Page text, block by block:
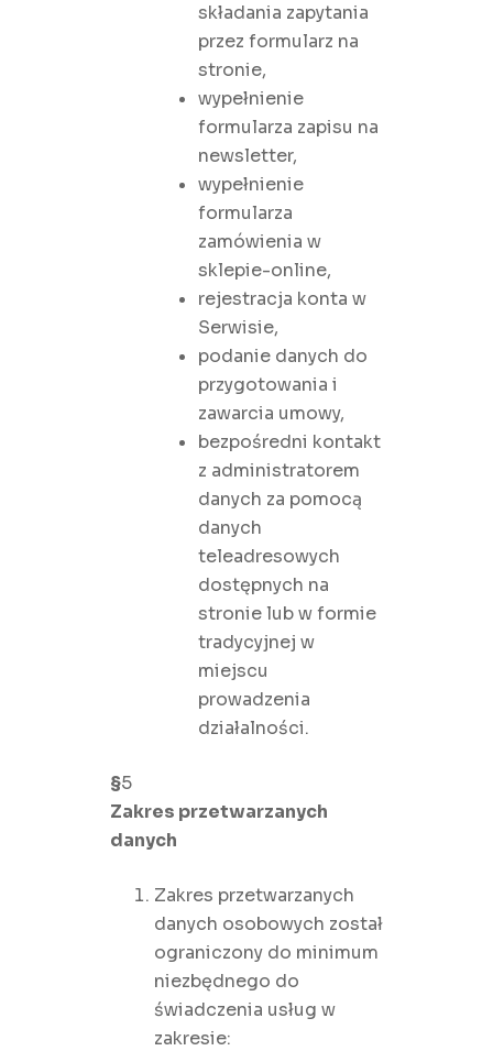
składania zapytania
przez formularz na
stronie,
wypełnienie
formularza zapisu na
newsletter,
wypełnienie
formularza
zamówienia w
sklepie-online,
rejestracja konta w
Serwisie,
podanie danych do
przygotowania i
zawarcia umowy,
bezpośredni kontakt
z administratorem
danych za pomocą
danych
teleadresowych
dostępnych na
stronie lub w formie
tradycyjnej w
miejscu
prowadzenia
działalności.
§5
Zakres przetwarzanych
danych
Zakres przetwarzanych
danych osobowych został
ograniczony do minimum
niezbędnego do
świadczenia usług w
zakresie: